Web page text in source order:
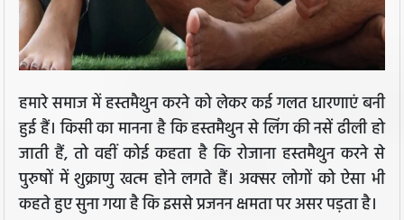
हमारे समाज में हस्तमैथुन करने को लेकर कई गलत धारणाएं बनी
हुई हैं। किसी का मानना है कि हस्तमैथुन से लिंग की नसें ढीली हो
जाती हैं, तो वहीं कोई कहता है कि रोजाना हस्तमैथुन करने से
पुरुषों में शुक्राणु खत्म होने लगते हैं। अक्सर लोगों को ऐसा भी
कहते हुए सुना गया है कि इससे प्रजनन क्षमता पर असर पड़ता है।